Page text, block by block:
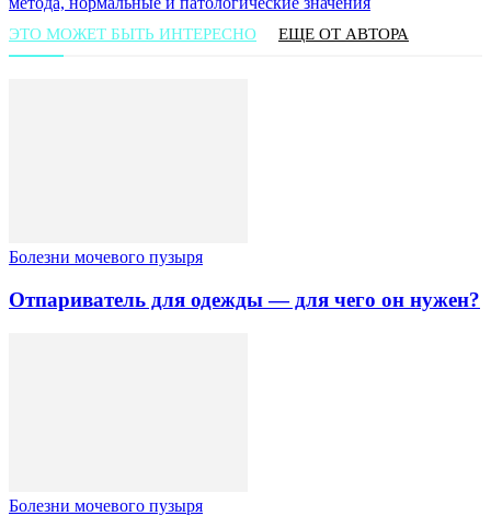
ЭТО МОЖЕТ БЫТЬ ИНТЕРЕСНО ЕЩЕ ОТ АВТОРА
Болезни мочевого пузыря
Отпариватель для одежды — для чего он нужен?
Болезни мочевого пузыря